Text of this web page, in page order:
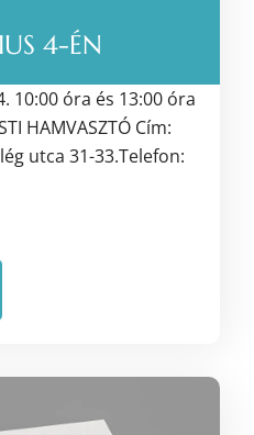
4-ÉN
10:00 óra és 13:00 óra
HAMVASZTÓ Cím:
utca 31-33.Telefon: